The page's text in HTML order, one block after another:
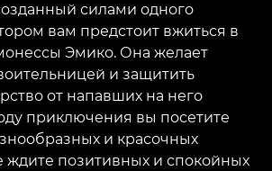
силами одного
вам предстоит вжиться в
Эмико. Она желает
и защитить
от напавших на него
приключения вы посетите
и красочных
ждите позитивных и спокойных